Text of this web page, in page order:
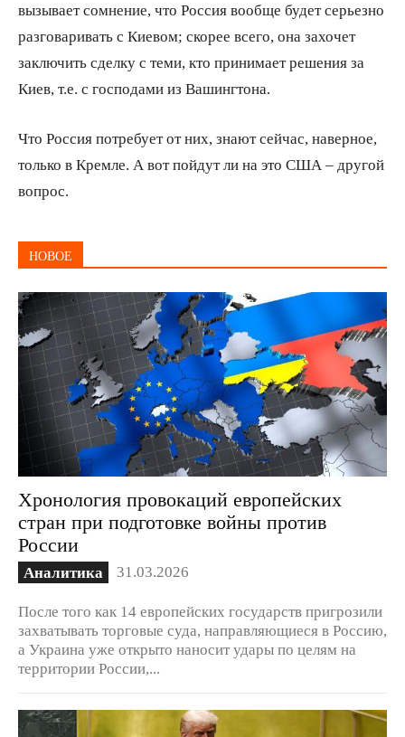
вызывает сомнение, что Россия вообще будет серьезно
разговаривать с Киевом; скорее всего, она захочет
заключить сделку с теми, кто принимает решения за
Киев, т.е. с господами из Вашингтона.
Что Россия потребует от них, знают сейчас, наверное,
только в Кремле. А вот пойдут ли на это США – другой
вопрос.
НОВОЕ
Хронология провокаций европейских
стран при подготовке войны против
России
Аналитика 31.03.2026
После того как 14 европейских государств пригрозили
захватывать торговые суда, направляющиеся в Россию,
а Украина уже открыто наносит удары по целям на
территории России,...